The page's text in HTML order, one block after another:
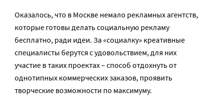
Оказалось, что в Москве немало рекламных агентств,
которые готовы делать социальную рекламу
бесплатно, ради идеи. За «социалку» креативные
специалисты берутся с удовольствием, для них
участие в таких проектах – способ отдохнуть от
однотипных коммерческих заказов, проявить
творческие возможности по максимуму.